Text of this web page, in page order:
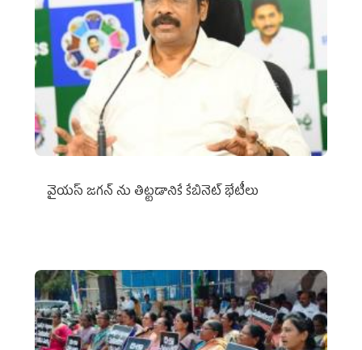
వైయ‌స్ జగన్‌ ను తిట్టడానికే కేబినెట్‌ భేటీలు